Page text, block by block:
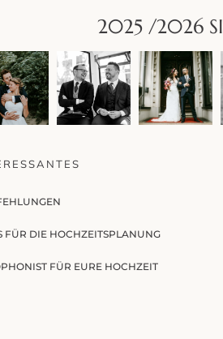
2025 /2026
FÜR DIE HOCHZEITSPLANUNG
FÜR EURE HOCHZEIT